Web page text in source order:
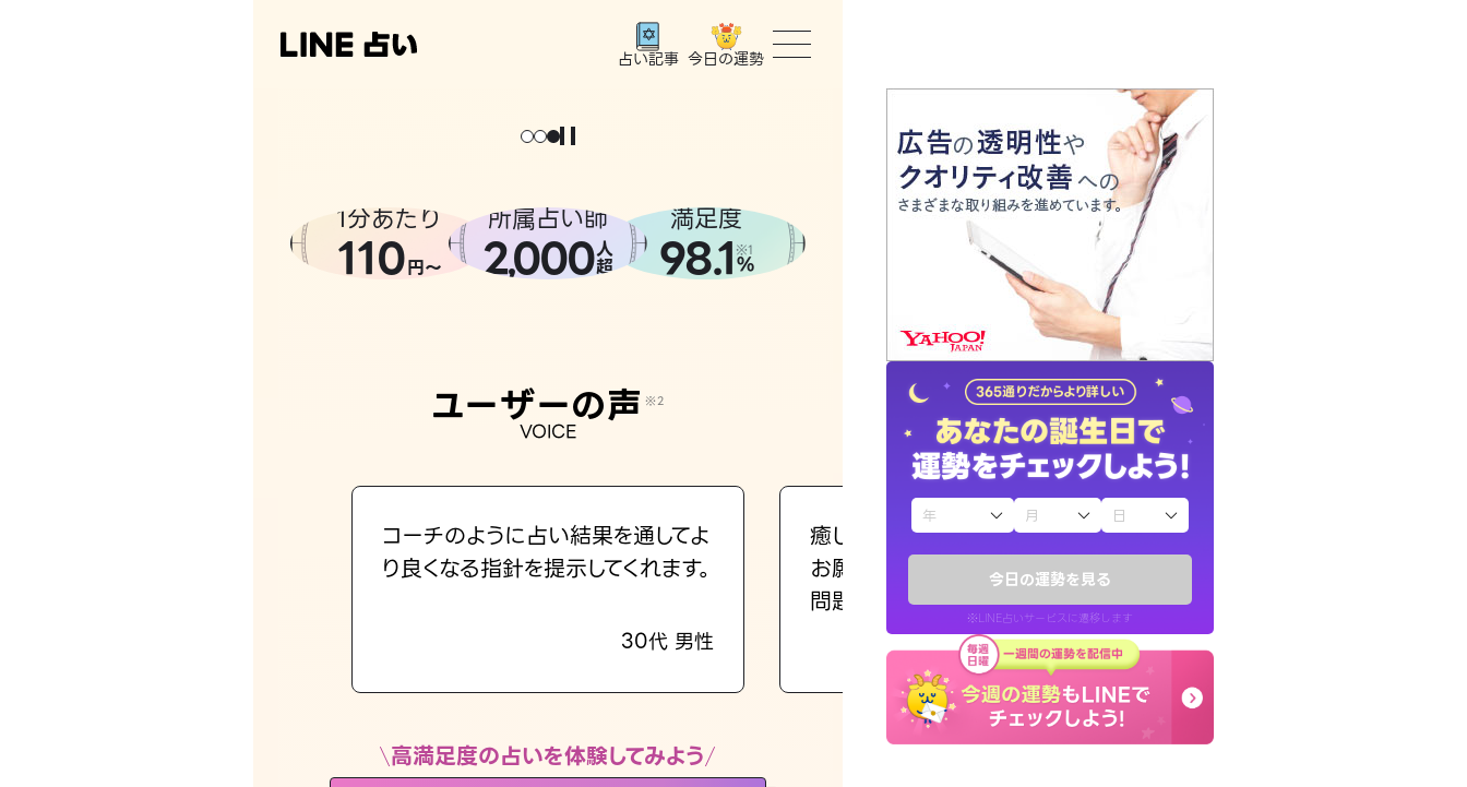
今日の運勢を見る
※LINE占いサービスに遷移します
占い記事 今日の運勢
トップ
ユーザーの声
占いの流れ
おすすめの占い師
よくある質問
えもじの子（占）12星座占い
お知らせ
1分あたり
110円〜
所属占い師
2,000人
超
満足度
98.1 ※1
%
ユーザーの声 ※2
VOICE
コーチのように占い結果を通してよ
り良くなる指針を提示してくれます。
30代 男性
癒し系でおしゃべりしたくて鑑定を
お願いしてます(笑)
問題解決もピカイチ！
50代 女性
高満足度の占いを体験してみよう